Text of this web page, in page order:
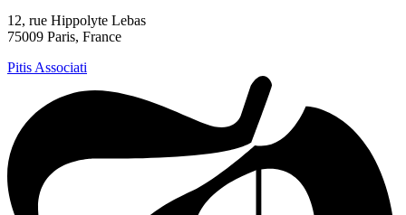
12, rue Hippolyte Lebas
75009 Paris, France
Pitis Associati